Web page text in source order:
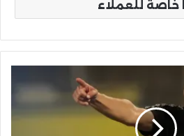
خاصة للعملاء